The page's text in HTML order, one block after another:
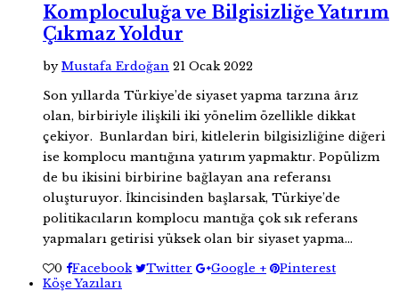
Komploculuğa ve Bilgisizliğe Yatırım
Çıkmaz Yoldur
byMustafa Erdoğan 21 Ocak 2022
Son yıllarda Türkiye’de siyaset yapma tarzına ârız
olan, birbiriyle ilişkili iki yönelim özellikle dikkat
çekiyor. Bunlardan biri, kitlelerin bilgisizliğine diğeri
ise komplocu mantığına yatırım yapmaktır. Popülizm
de bu ikisini birbirine bağlayan ana referansı
oluşturuyor. İkincisinden başlarsak, Türkiye’de
politikacıların komplocu mantığa çok sık referans
yapmaları getirisi yüksek olan bir siyaset yapma…
0
Facebook Twitter Google +
Pinterest
Köşe Yazıları